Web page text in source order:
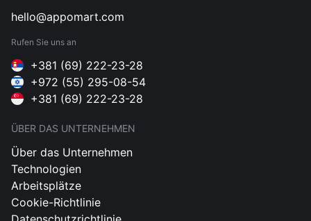
hello@appomart.com
Rufen Sie uns an
+381 (69) 222-23-28
+972 (55) 295-08-54
+381 (69) 222-23-28
ÜBER DAS UNTERNEHMEN
Über das Unternehmen
Technologien
Arbeitsplätze
Cookie-Richtlinie